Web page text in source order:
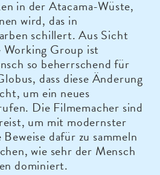
in der Atacama-Wüste,
wird, das in
schillert. Aus Sicht
Group ist
so beherrschend für
dass diese Änderung
um ein neues
Die Filmemacher sind
um mit modernster
dafür zu sammeln
wie sehr der Mensch
dominiert.